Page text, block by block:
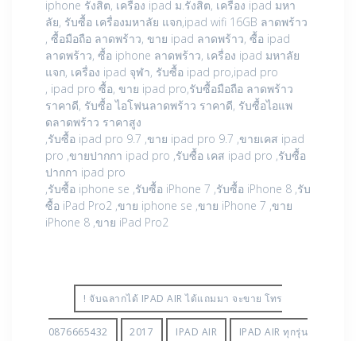
iphone รังสิต, เครื่อง ipad ม.รังสิต, เครื่อง ipad มหา
ลัย, รับซื้อ เครื่องมหาลัย แจก,ipad wifi 16GB ลาดพร้าว
, ซื้อมือถือ ลาดพร้าว, ขาย ipad ลาดพร้าว, ซื้อ ipad
ลาดพร้าว, ซื้อ iphone ลาดพร้าว, เครื่อง ipad มหาลัย
แจก, เครื่อง ipad จุฬา, รับซื้อ ipad pro,ipad pro
, ipad pro ซื้อ, ขาย ipad pro,รับซื้อมือถือ ลาดพร้าว
ราคาดี, รับซื้อ ไอโฟนลาดพร้าว ราคาดี, รับซื้อไอแพ
ดลาดพร้าว ราคาสูง
,รับซื้อ ipad pro 9.7 ,ขาย ipad pro 9.7 ,ขายเคส ipad
pro ,ขายปากกา ipad pro ,รับซื้อ เคส ipad pro ,รับซื้อ
ปากกา ipad pro
,รับซื้อ iphone se ,รับซื้อ iPhone 7 ,รับซื้อ iPhone 8 ,รับ
ซื้อ iPad Pro2 ,ขาย iphone se ,ขาย iPhone 7 ,ขาย
iPhone 8 ,ขาย iPad Pro2
! จับฉลากได้ IPAD AIR ได้แถมมา จะขาย โทร
0876665432 2017 IPAD AIR IPAD AIR ทุกรุ่น